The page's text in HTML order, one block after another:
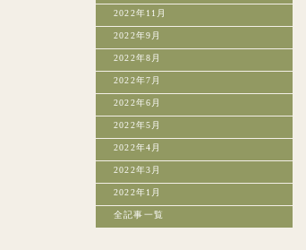
2022年11月
2022年9月
2022年8月
2022年7月
2022年6月
2022年5月
2022年4月
2022年3月
2022年1月
全記事一覧